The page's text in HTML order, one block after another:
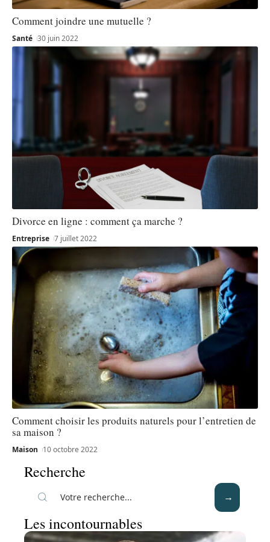
Comment joindre une mutuelle ?
Santé 30 juin 2022
Divorce en ligne : comment ça marche ?
Entreprise 7 juillet 2022
Comment choisir les produits naturels pour l’entretien de
sa maison ?
Maison 10 octobre 2022
Recherche
Les incontournables